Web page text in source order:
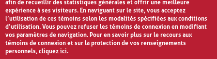
afin de recueillir des statistiques générales et offrir une meilleure
expérience à ses visiteurs. En naviguant sur le site, vous acceptez
l’utilisation de ces témoins selon les modalités spécifiées aux conditions
d’utilisation. Vous pouvez refuser les témoins de connexion en modifiant
vos paramètres de navigation. Pour en savoir plus sur le recours aux
témoins de connexion et sur la protection de vos renseignements
personnels,cliquez ici.